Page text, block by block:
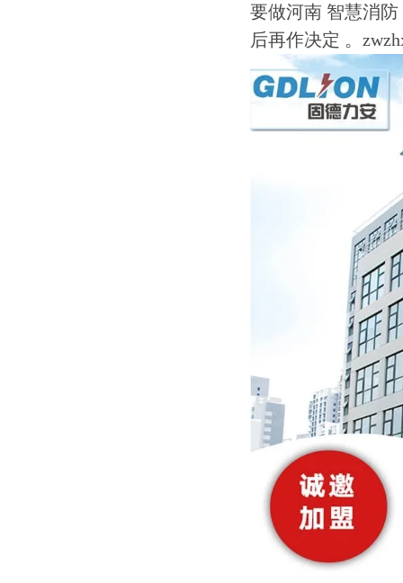
要做河南 智慧消
后再作决定 。